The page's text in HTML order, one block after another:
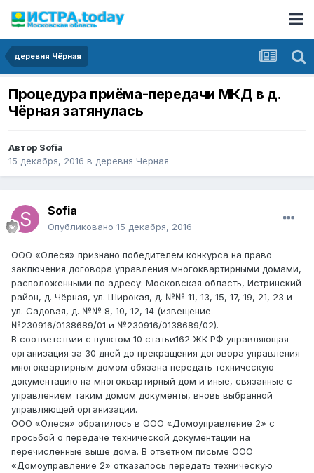
деревня Чёрная
Процедура приёма-передачи МКД в д.
Чёрная затянулась
Автор Sofia
15 декабря, 2016 в деревня Чёрная
Sofia
Опубликовано 15 декабря, 2016
ООО «Олеся» признано победителем конкурса на право
заключения договора управления многоквартирными домами,
расположенными по адресу: Московская область, Истринский
район, д. Чёрная, ул. Широкая, д. №№ 11, 13, 15, 17, 19, 21, 23 и
ул. Садовая, д. №№ 8, 10, 12, 14 (извещение
№230916/0138689/01 и №230916/0138689/02).
В соответствии с пунктом 10 статьи162 ЖК РФ управляющая
организация за 30 дней до прекращения договора управления
многоквартирным домом обязана передать техническую
документацию на многоквартирный дом и иные, связанные с
управлением таким домом документы, вновь выбранной
управляющей организации.
ООО «Олеся» обратилось в ООО «Домоуправление 2» с
просьбой о передаче технической документации на
перечисленные выше дома. В ответном письме ООО
«Домоуправление 2» отказалось передать техническую